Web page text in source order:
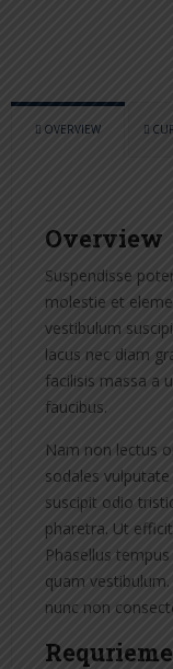
OVERVIEW
Overview
Suspendisse
molestie et
vestibulum
lacus nec diam
facilisis massa a
faucibus.
Nam non lectus
sodales
suscipit odio
pharetra. Ut
Phasellus
quam
nunc non